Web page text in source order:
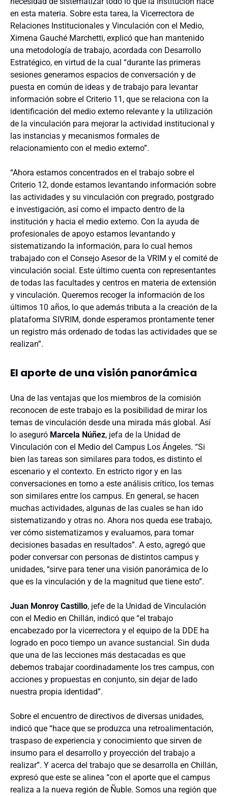
en esta materia. Sobre esta tarea, la Vicerrectora de
Relaciones Institucionales y Vinculación con el Medio,
Ximena Gauché Marchetti, explicó que han mantenido
una metodología de trabajo, acordada con Desarrollo
Estratégico, en virtud de la cual “durante las primeras
sesiones generamos espacios de conversación y de
puesta en común de ideas y de trabajo para levantar
información sobre el Criterio 11, que se relaciona con la
identificación del medio externo relevante y la utilización
de la vinculación para mejorar la actividad institucional y
las instancias y mecanismos formales de
relacionamiento con el medio externo”.
“Ahora estamos concentrados en el trabajo sobre el
Criterio 12, donde estamos levantando información sobre
las actividades y su vinculación con pregrado, postgrado
e investigación, así como el impacto dentro de la
institución y hacia el medio externo. Con la ayuda de
profesionales de apoyo estamos levantando y
sistematizando la información, para lo cual hemos
trabajado con el Consejo Asesor de la VRIM y el comité de
vinculación social. Este último cuenta con representantes
de todas las facultades y centros en materia de extensión
y vinculación. Queremos recoger la información de los
últimos 10 años, lo que además tributa a la creación de la
plataforma SIVRIM, donde esperamos prontamente tener
un registro más ordenado de todas las actividades que se
realizan”.
El aporte de una visión panorámica
Una de las ventajas que los miembros de la comisión
reconocen de este trabajo es la posibilidad de mirar los
temas de vinculación desde una mirada más global. Así
lo aseguró Marcela Núñez, jefa de la Unidad de
Vinculación con el Medio del Campus Los Ángeles. “Si
bien las tareas son similares para todos, es distinto el
escenario y el contexto. En estricto rigor y en las
conversaciones en torno a este análisis crítico, los temas
son similares entre los campus. En general, se hacen
muchas actividades, algunas de las cuales se han ido
sistematizando y otras no. Ahora nos queda ese trabajo,
ver cómo sistematizamos y evaluamos, para tomar
decisiones basadas en resultados”. A esto, agregó que
poder conversar con personas de distintos campus y
unidades, “sirve para tener una visión panorámica de lo
que es la vinculación y de la magnitud que tiene esto”.
Juan Monroy Castillo, jefe de la Unidad de Vinculación
con el Medio en Chillán, indicó que “el trabajo
encabezado por la vicerrectora y el equipo de la DDE ha
logrado en poco tiempo un avance sustancial. Sin duda
que una de las lecciones más destacadas es que
debemos trabajar coordinadamente los tres campus, con
acciones y propuestas en conjunto, sin dejar de lado
nuestra propia identidad”.
Sobre el encuentro de directivos de diversas unidades,
indicó que “hace que se produzca una retroalimentación,
traspaso de experiencia y conocimiento que sirven de
insumo para el desarrollo y proyección del trabajo a
realizar”. Y acerca del trabajo que se desarrolla en Chillán,
expresó que este se alinea “con el aporte que el campus
realiza a la nueva región de Ñuble. Somos una región que